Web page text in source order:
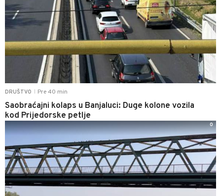
DRUŠTVO Pre 40 min
Saobraćajni kolaps u Banjaluci: Duge kolone vozila
kod Prijedorske petlje
0